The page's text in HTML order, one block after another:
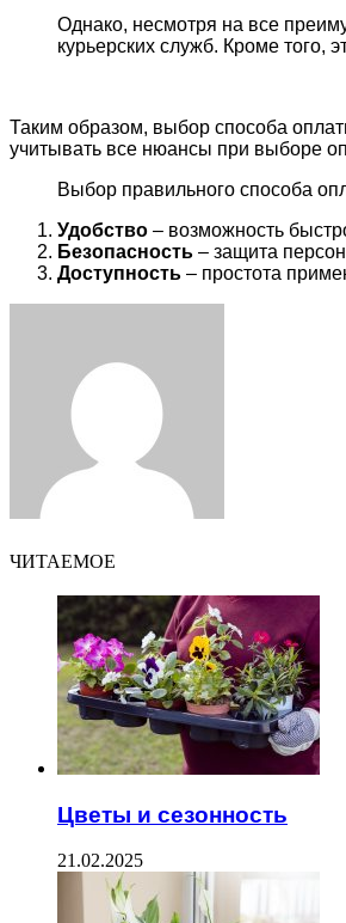
Однако, несмотря на все
курьерских служб. Кроме того,
Таким образом, выбор способа
учитывать все нюансы при выборе
Выбор правильного способа
Удобство – возможность
Безопасность – защита
Доступность – простота
ЧИТАЕМОЕ
Цветы и сезонность
21.02.2025